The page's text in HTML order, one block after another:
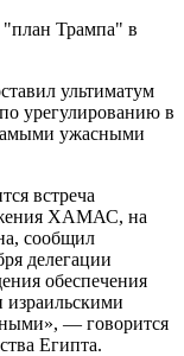
ультиматум
урегулированию в
ужасными
встреча
ХАМАС, на
сообщил
делегации
обеспечения
израильскими
— говорится
Египта.